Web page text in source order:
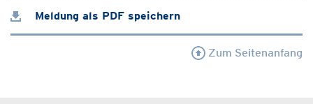
Meldung als PDF speichern
Zum Seitenanfang